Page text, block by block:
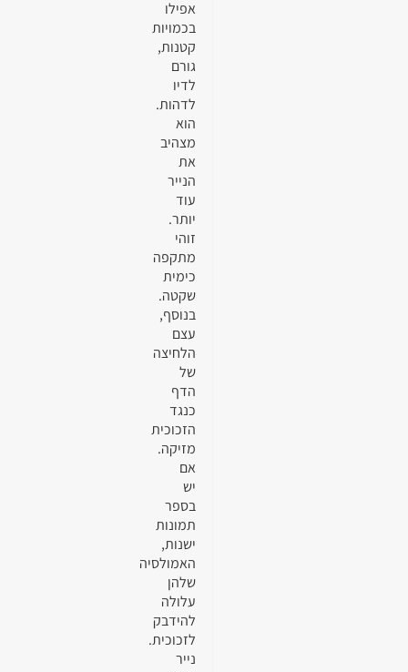
אפילו
בכמויות
קטנות,
גורם
לדיו
לדהות.
הוא
מצהיב
את
הנייר
עוד
יותר.
זוהי
מתקפה
כימית
שקטה.
בנוסף,
עצם
הלחיצה
של
הדף
כנגד
הזכוכית
מזיקה.
אם
יש
בספר
תמונות
ישנות,
האמולסיה
שלהן
עלולה
להידבק
לזכוכית.
נייר